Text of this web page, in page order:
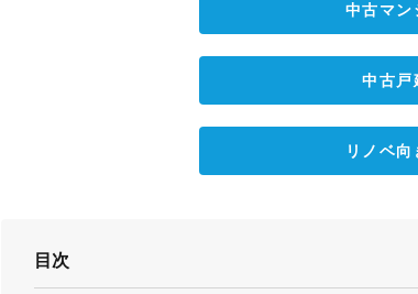
中古マン
中古戸
リノベ
目次